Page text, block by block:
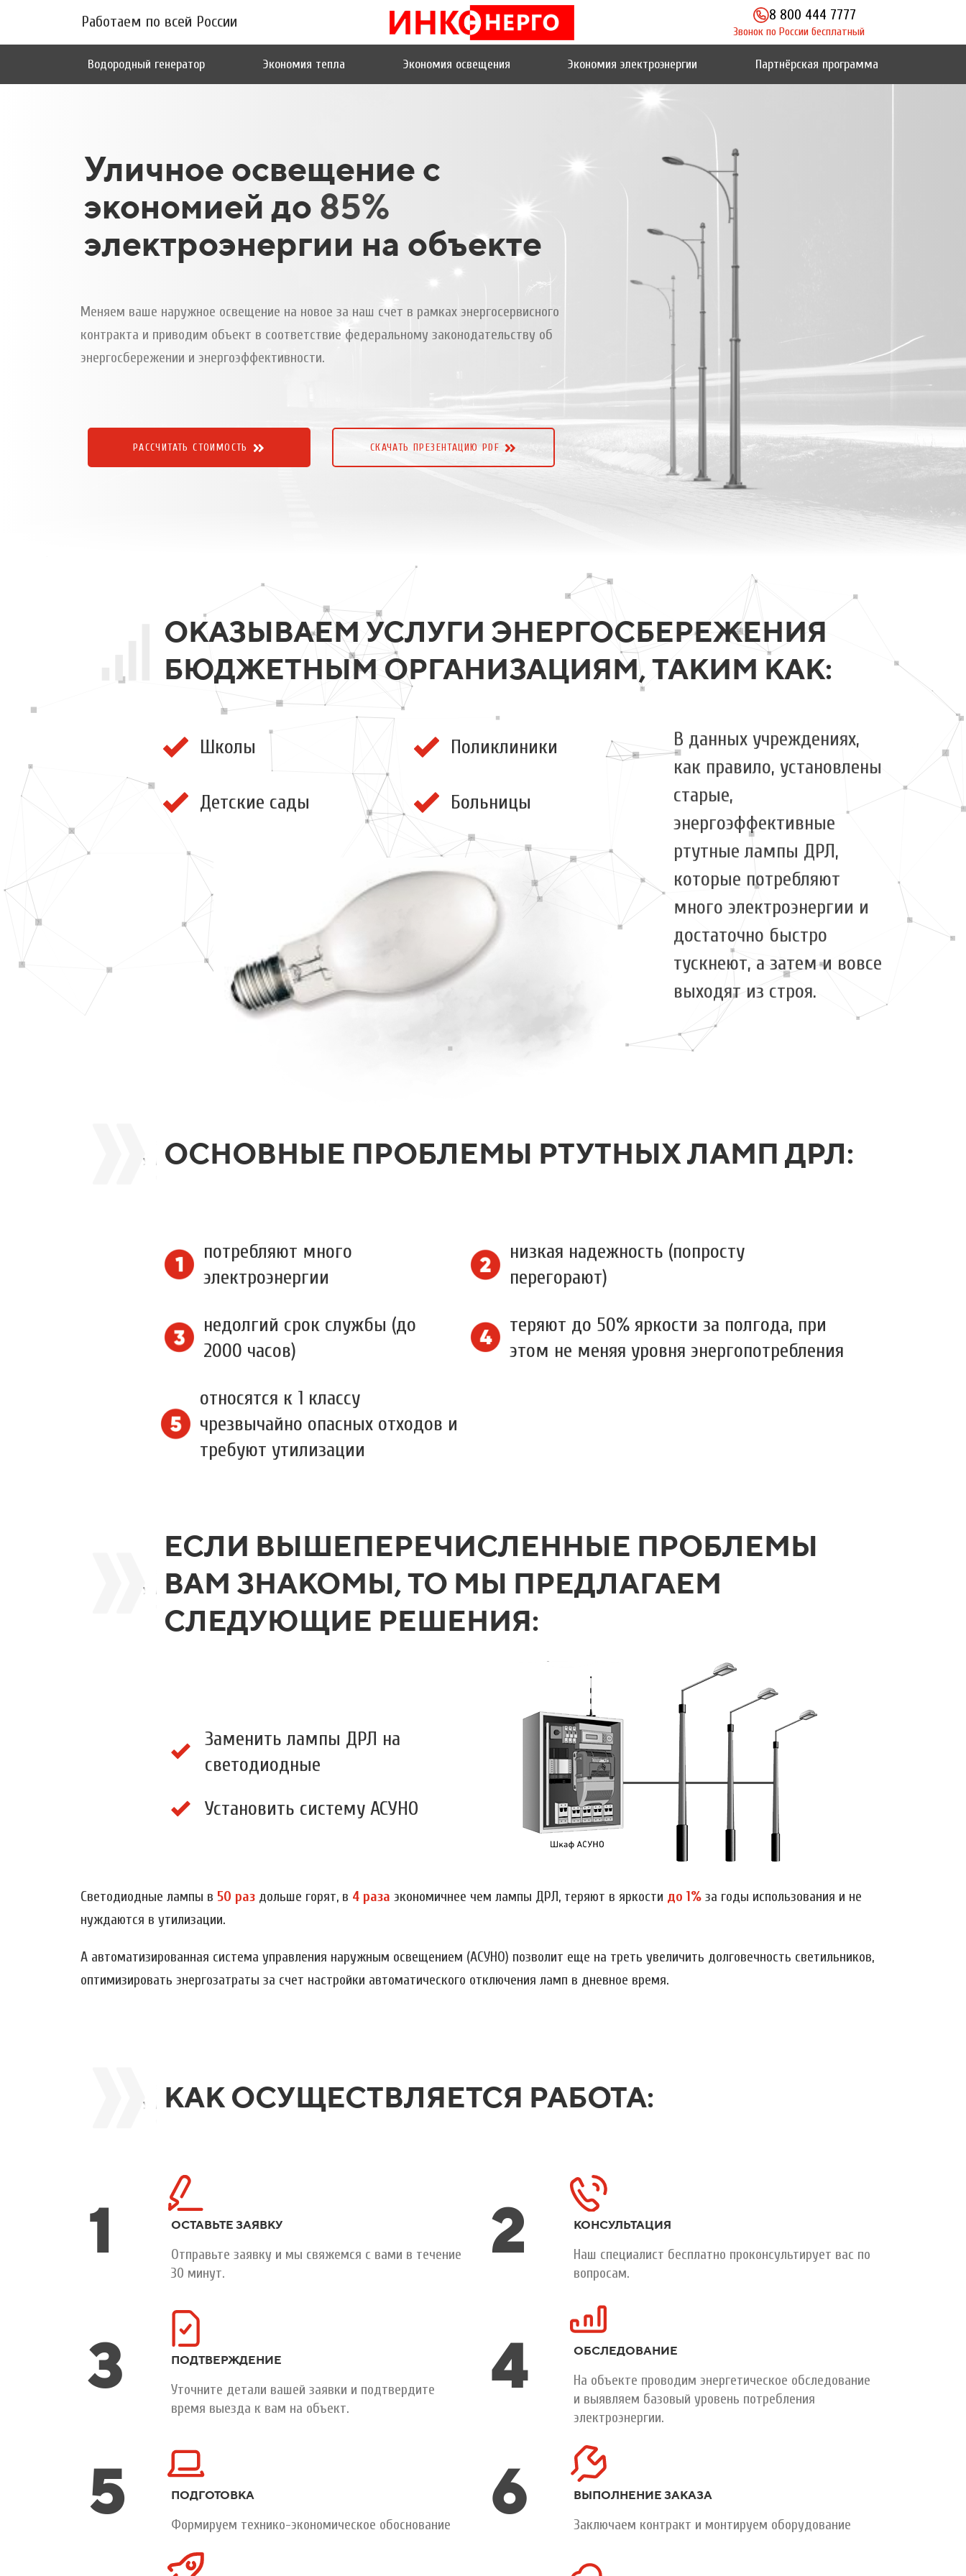
Работаем по всей России 8 800 444 7777
Звонок по России бесплатный
Водородный генератор Экономия тепла Экономия освещения Экономия электроэнергии Партнёрская программа
Уличное освещение с
экономией до 85%
электроэнергии на объекте
Меняем ваше наружное освещение на новое за наш счет в рамках энергосервисного
контракта и приводим объект в соответствие федеральному законодательству об
энергосбережении и энергоэффективности.
РАССЧИТАТЬ СТОИМОСТЬ СКАЧАТЬ ПРЕЗЕНТАЦИЮ PDF
ОКАЗЫВАЕМ УСЛУГИ ЭНЕРГОСБЕРЕЖЕНИЯ
БЮДЖЕТНЫМ ОРГАНИЗАЦИЯМ, ТАКИМ КАК:
В данных учреждениях,
как правило, установлены
старые,
энергоэффективные
ртутные лампы ДРЛ,
которые потребляют
много электроэнергии и
достаточно быстро
тускнеют, а затем и вовсе
выходят из строя.
Школы Поликлиники
Детские сады Больницы
ОСНОВНЫЕ ПРОБЛЕМЫ РТУТНЫХ ЛАМП ДРЛ:
потребляют много
электроэнергии
низкая надежность (попросту
перегорают)
недолгий срок службы (до
2000 часов)
теряют до 50% яркости за полгода, при
этом не меняя уровня энергопотребления
относятся к 1 классу
чрезвычайно опасных отходов и
требуют утилизации
ЕСЛИ ВЫШЕПЕРЕЧИСЛЕННЫЕ ПРОБЛЕМЫ
ВАМ ЗНАКОМЫ, ТО МЫ ПРЕДЛАГАЕМ
СЛЕДУЮЩИЕ РЕШЕНИЯ:
Заменить лампы ДРЛ на
светодиодные
Установить систему АСУНО
Светодиодные лампы в 50 раз дольше горят, в 4 раза экономичнее чем лампы ДРЛ, теряют в яркости до 1% за годы использования и не
нуждаются в утилизации.
А автоматизированная система управления наружным освещением (АСУНО) позволит еще на треть увеличить долговечность светильников,
оптимизировать энергозатраты за счет настройки автоматического отключения ламп в дневное время.
КАК ОСУЩЕСТВЛЯЕТСЯ РАБОТА:
1 ОСТАВЬТЕ ЗАЯВКУ
Отправьте заявку и мы свяжемся с вами в течение
30 минут.
2 КОНСУЛЬТАЦИЯ
Наш специалист бесплатно проконсультирует вас по
вопросам.
3 ПОДТВЕРЖДЕНИЕ
Уточните детали вашей заявки и подтвердите
время выезда к вам на объект.
4 ОБСЛЕДОВАНИЕ
На объекте проводим энергетическое обследование
и выявляем базовый уровень потребления
электроэнергии.
5 ПОДГОТОВКА
Формируем технико-экономическое обоснование 6 ВЫПОЛНЕНИЕ ЗАКАЗА
Заключаем контракт и монтируем оборудование